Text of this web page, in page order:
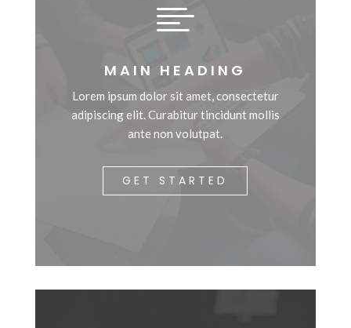

MAIN HEADING
Lorem ipsum dolor sit amet, consectetur
adipiscing elit. Curabitur tincidunt mollis
ante non volutpat.
GET STARTED